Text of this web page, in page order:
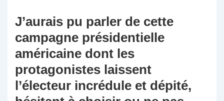
J’aurais pu parler de cette
campagne présidentielle
américaine dont les
protagonistes laissent
l’électeur incrédule et dépité,